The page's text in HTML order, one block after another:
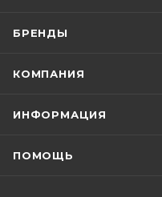
БРЕНДЫ
КОМПАНИЯ
ИНФОРМАЦИЯ
ПОМОЩЬ